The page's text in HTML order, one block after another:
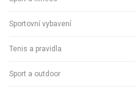
Sportovní vybavení
Tenis a pravidla
Sport a outdoor